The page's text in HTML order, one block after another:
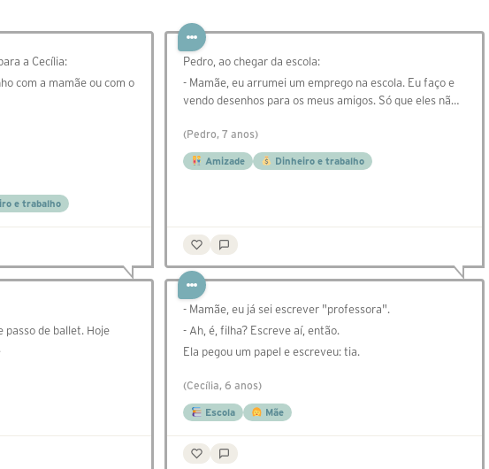
a Cecília:
com a mamãe ou com o
e trabalho
Pedro, ao chegar da escola:
- Mamãe, eu arrumei um emprego na escola. Eu faço e
vendo desenhos para os meus amigos. Só que eles nã…
(Pedro, 7 anos)
Amizade Dinheiro e trabalho
passo de ballet. Hoje
- Mamãe, eu já sei escrever "professora".
- Ah, é, filha? Escreve aí, então.
Ela pegou um papel e escreveu: tia.
(Cecília, 6 anos)
Escola Mãe